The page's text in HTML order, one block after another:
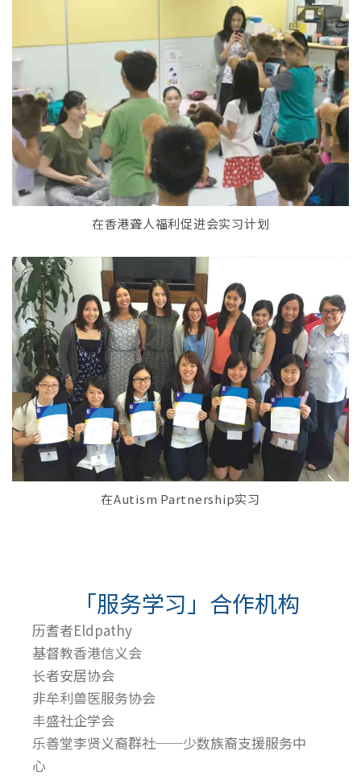
在香港聋人福利促进会实习计划
在Autism Partnership实习
「服务学习」合作机构
历耆者Eldpathy
基督教香港信义会
长者安居协会
非牟利兽医服务协会
丰盛社企学会
乐善堂李贤义裔群社──少数族裔支援服务中
心